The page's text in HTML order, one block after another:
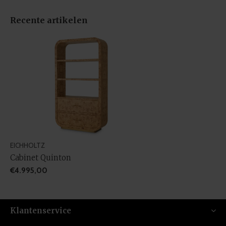
Recente artikelen
EICHHOLTZ
Cabinet Quinton
€4.995,00
Klantenservice